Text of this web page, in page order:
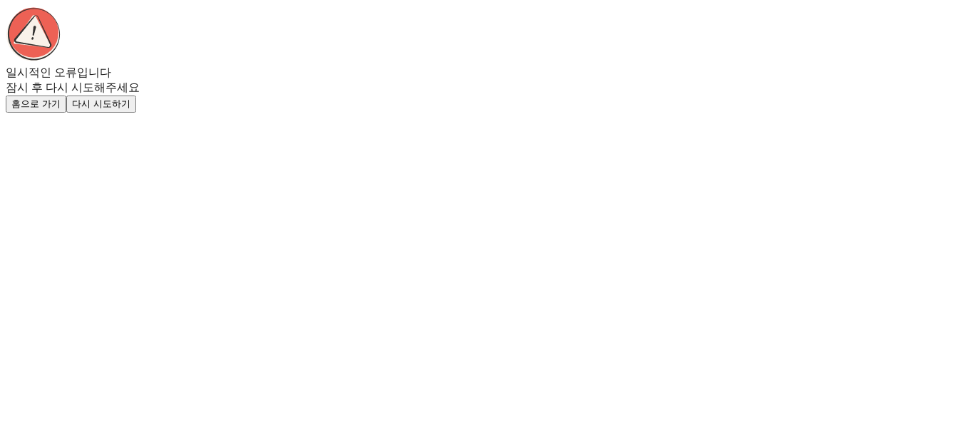
일시적인 오류입니다
잠시 후 다시 시도해주세요
홈으로 가기 다시 시도하기